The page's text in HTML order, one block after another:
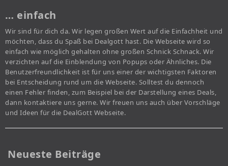
… einfach
Wir sind für dich da. Wir legen großen Wert auf die Einfachheit und
möchten, dass du Spaß bei Dealgott hast. Die Webseite wird so
einfach wie möglich gehalten ohne großen Schnick Schnack. Wir
verzichten auf die Einblendung von Popups oder Ähnliches. Die
Benutzerfreundlichkeit ist für uns einer der wichtigsten Faktoren
bei Entscheidung rund um die Webseite. Solltest du dennoch
einen Fehler finden, zum Beispiel bei der Darstellung eines Deals,
dann kontaktiere uns gerne. Wir freuen uns auch über Vorschläge
und Ideen für die DealGott Webseite.
Neueste Beiträge